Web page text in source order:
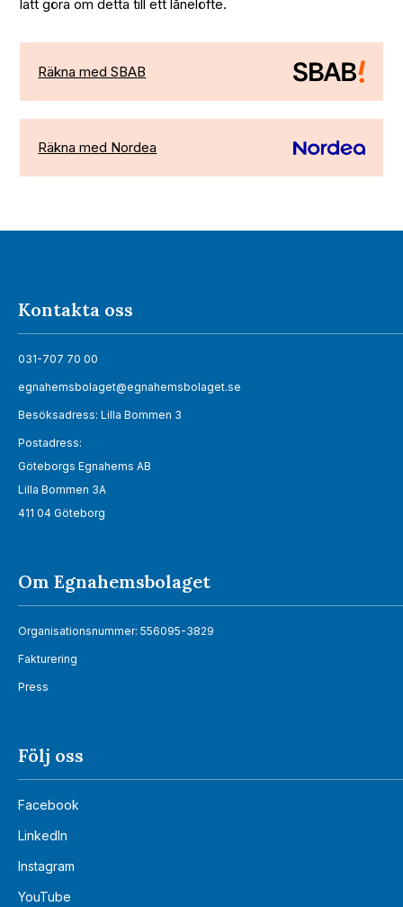
lätt göra om detta till ett lånelöfte.
Räkna med SBAB
Räkna med Nordea
Kontakta oss
031-707 70 00
egnahemsbolaget@egnahemsbolaget.se
Besöksadress: Lilla Bommen 3
Postadress:
Göteborgs Egnahems AB
Lilla Bommen 3A
411 04 Göteborg
Om Egnahemsbolaget
Organisationsnummer: 556095-3829
Fakturering
Press
Följ oss
Facebook
LinkedIn
Instagram
YouTube